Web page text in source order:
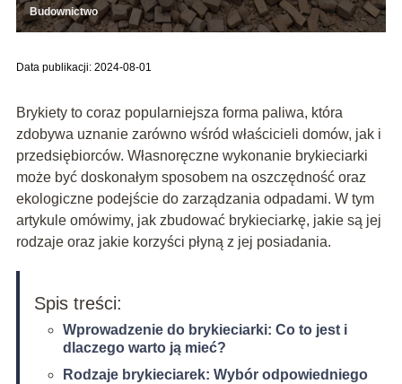
Budownictwo
Data publikacji: 2024-08-01
Brykiety to coraz popularniejsza forma paliwa, która
zdobywa uznanie zarówno wśród właścicieli domów, jak i
przedsiębiorców. Własnoręczne wykonanie brykieciarki
może być doskonałym sposobem na oszczędność oraz
ekologiczne podejście do zarządzania odpadami. W tym
artykule omówimy, jak zbudować brykieciarkę, jakie są jej
rodzaje oraz jakie korzyści płyną z jej posiadania.
Spis treści:
Wprowadzenie do brykieciarki: Co to jest i
dlaczego warto ją mieć?
Rodzaje brykieciarek: Wybór odpowiedniego